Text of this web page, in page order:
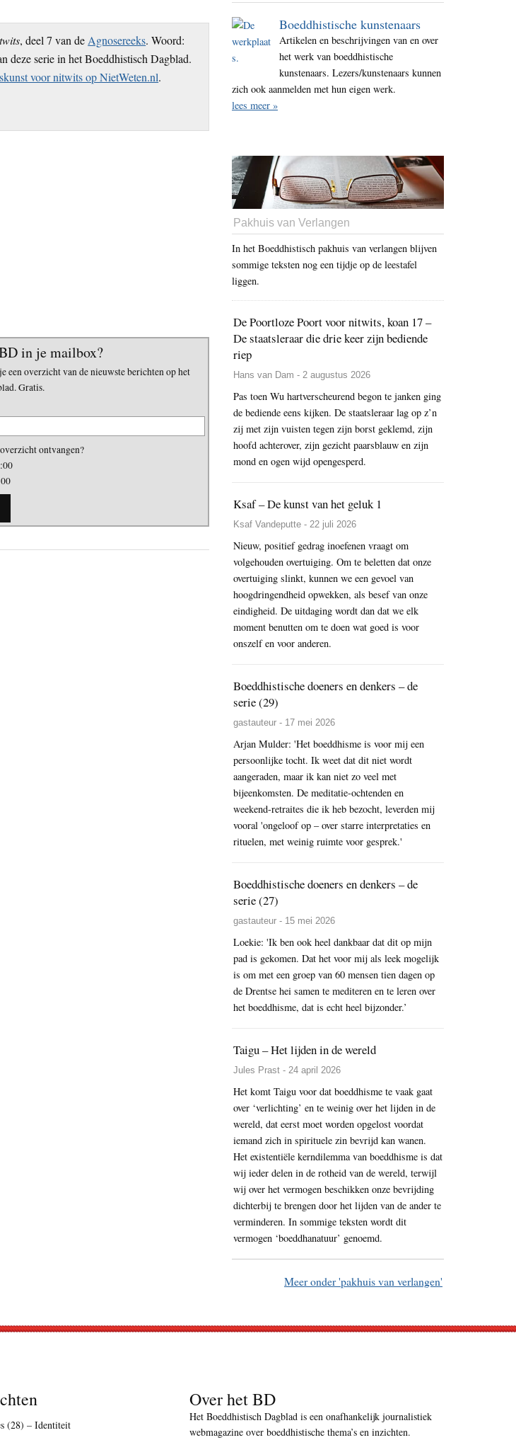
, deel 7 van deAgnosereeks. Woord:
deze serie in het Boeddhistisch Dagblad.
voor nitwits op NietWeten.nl.
in je mailbox?
een overzicht van de nieuwste berichten op het
Gratis.
ontvangen?
Boeddhistische kunstenaars
Artikelen en beschrijvingen van en over
het werk van boeddhistische
kunstenaars. Lezers/kunstenaars kunnen
zich ook aanmelden met hun eigen werk.
lees meer »
Pakhuis van Verlangen
In het Boeddhistisch pakhuis van verlangen blijven
sommige teksten nog een tijdje op de leestafel
liggen.
De Poortloze Poort voor nitwits, koan 17 –
De staatsleraar die drie keer zijn bediende
riep
Hans van Dam - 2 augustus 2026
Pas toen Wu hartverscheurend begon te janken ging
de bediende eens kijken. De staatsleraar lag op z’n
zij met zijn vuisten tegen zijn borst geklemd, zijn
hoofd achterover, zijn gezicht paarsblauw en zijn
mond en ogen wijd opengesperd.
Ksaf – De kunst van het geluk 1
Ksaf Vandeputte - 22 juli 2026
Nieuw, positief gedrag inoefenen vraagt om
volgehouden overtuiging. Om te beletten dat onze
overtuiging slinkt, kunnen we een gevoel van
hoogdringendheid opwekken, als besef van onze
eindigheid. De uitdaging wordt dan dat we elk
moment benutten om te doen wat goed is voor
onszelf en voor anderen.
Boeddhistische doeners en denkers – de
serie (29)
gastauteur - 17 mei 2026
Arjan Mulder: 'Het boeddhisme is voor mij een
persoonlijke tocht. Ik weet dat dit niet wordt
aangeraden, maar ik kan niet zo veel met
bijeenkomsten. De meditatie-ochtenden en
weekend-retraites die ik heb bezocht, leverden mij
vooral 'ongeloof op – over starre interpretaties en
rituelen, met weinig ruimte voor gesprek.'
Boeddhistische doeners en denkers – de
serie (27)
gastauteur - 15 mei 2026
Loekie: 'Ik ben ook heel dankbaar dat dit op mijn
pad is gekomen. Dat het voor mij als leek mogelijk
is om met een groep van 60 mensen tien dagen op
de Drentse hei samen te mediteren en te leren over
het boeddhisme, dat is echt heel bijzonder.’
Taigu – Het lijden in de wereld
Jules Prast - 24 april 2026
Het komt Taigu voor dat boeddhisme te vaak gaat
over ‘verlichting’ en te weinig over het lijden in de
wereld, dat eerst moet worden opgelost voordat
iemand zich in spirituele zin bevrijd kan wanen.
Het existentiële kerndilemma van boeddhisme is dat
wij ieder delen in de rotheid van de wereld, terwijl
wij over het vermogen beschikken onze bevrijding
dichterbij te brengen door het lijden van de ander te
verminderen. In sommige teksten wordt dit
vermogen ‘boeddhanatuur’ genoemd.
Meer onder 'pakhuis van verlangen'
(28) – Identiteit
Over het BD
Het Boeddhistisch Dagblad is een onafhankelijk journalistiek
webmagazine over boeddhistische thema’s en inzichten.